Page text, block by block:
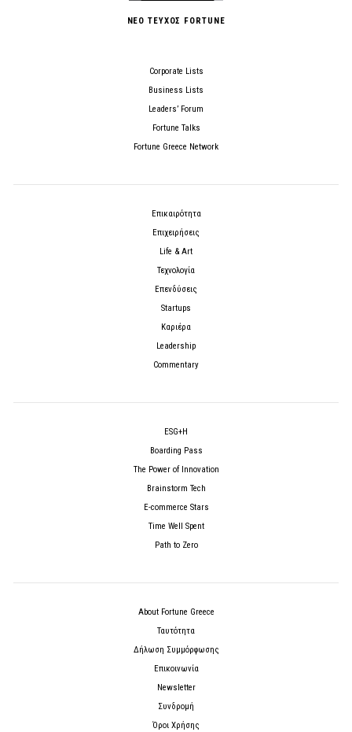
ΝΕΟ ΤΕΥΧΟΣ FORTUNE
Corporate Lists
Business Lists
Leaders’ Forum
Fortune Talks
Fortune Greece Network
Επικαιρότητα
Επιχειρήσεις
Life & Art
Τεχνολογία
Επενδύσεις
Startups
Καριέρα
Leadership
Commentary
ESG+H
Boarding Pass
The Power of Innovation
Brainstorm Tech
E-commerce Stars
Time Well Spent
Path to Zero
About Fortune Greece
Ταυτότητα
Δήλωση Συμμόρφωσης
Επικοινωνία
Newsletter
Συνδρομή
Όροι Χρήσης